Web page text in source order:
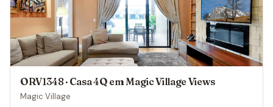
ORV1348 · Casa 4Q em Magic Village Views
Magic Village